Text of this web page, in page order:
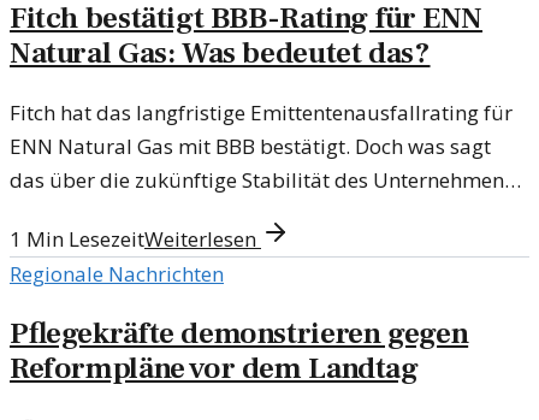
Fitch bestätigt BBB-Rating für ENN
Natural Gas: Was bedeutet das?
Fitch hat das langfristige Emittentenausfallrating für
ENN Natural Gas mit BBB bestätigt. Doch was sagt
das über die zukünftige Stabilität des Unternehmens
1 Min LesezeitWeiterlesen
Regionale Nachrichten
Pflegekräfte demonstrieren gegen
Reformpläne vor dem Landtag